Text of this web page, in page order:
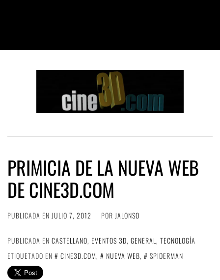
PRIMICIA DE LA NUEVA WEB
DE CINE3D.COM
PUBLICADA EN JULIO 7, 2012 POR JALONSO
PUBLICADA EN CASTELLANO, EVENTOS 3D, GENERAL, TECNOLOGÍA
ETIQUETADO EN
CINE3D.COM, NUEVA WEB, SPIDERMAN